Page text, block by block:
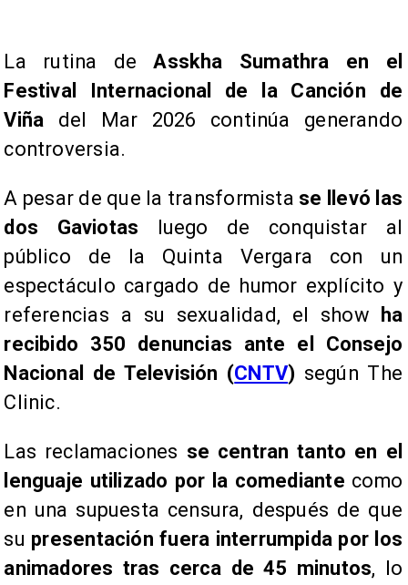
La rutina deAsskha Sumathra en el
Festival Internacional de la Canción de
Viña del Mar 2026 continúa generando
controversia.
A pesar de que la transformista se llevó las
dos Gaviotas luego de conquistar al
público de la Quinta Vergara con un
espectáculo cargado de humor explícito y
referencias a su sexualidad, el show
ha
recibido 350 denuncias ante el Consejo
Nacional de Televisión (CNTV) según The
Clinic.
Las reclamaciones se centran tanto en el
lenguaje utilizado por la comediante como
en una supuesta censura, después de que
su presentación fuera interrumpida por los
animadores tras cerca de 45 minutos, lo